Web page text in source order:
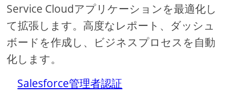
Service Cloudアプリケーションを最適化し
て拡張します。高度なレポート、ダッシュ
ボードを作成し、ビジネスプロセスを自動
化します。
Salesforce管理者認証